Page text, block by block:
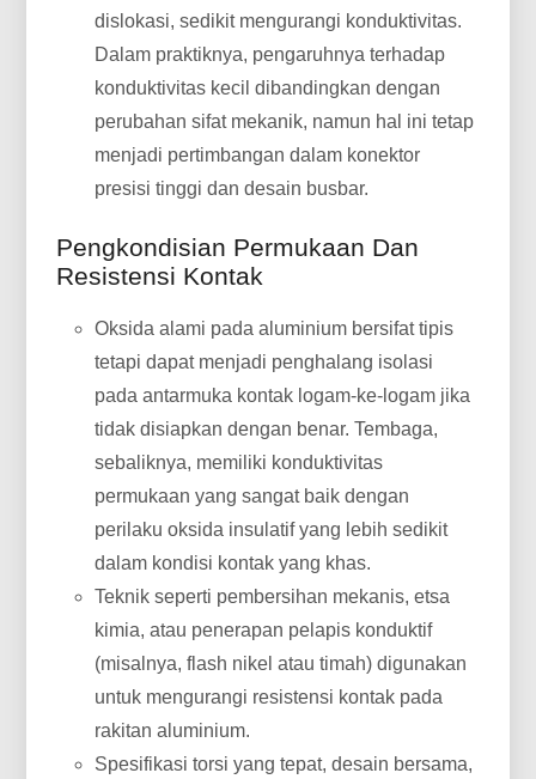
dislokasi, sedikit mengurangi konduktivitas.
Dalam praktiknya, pengaruhnya terhadap
konduktivitas kecil dibandingkan dengan
perubahan sifat mekanik, namun hal ini tetap
menjadi pertimbangan dalam konektor
presisi tinggi dan desain busbar.
Pengkondisian Permukaan Dan
Resistensi Kontak
Oksida alami pada aluminium bersifat tipis
tetapi dapat menjadi penghalang isolasi
pada antarmuka kontak logam-ke-logam jika
tidak disiapkan dengan benar. Tembaga,
sebaliknya, memiliki konduktivitas
permukaan yang sangat baik dengan
perilaku oksida insulatif yang lebih sedikit
dalam kondisi kontak yang khas.
Teknik seperti pembersihan mekanis, etsa
kimia, atau penerapan pelapis konduktif
(misalnya, flash nikel atau timah) digunakan
untuk mengurangi resistensi kontak pada
rakitan aluminium.
Spesifikasi torsi yang tepat, desain bersama,